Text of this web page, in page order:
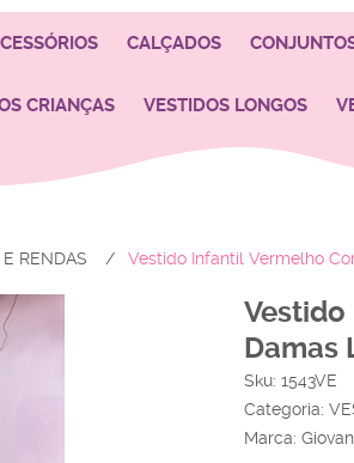
CALÇADOS
CRIANÇAS VESTIDOS LONGOS
RENDAS Vestido Infantil Vermelho
Damas
Sku: 1543VE
Categoria:
Marca: